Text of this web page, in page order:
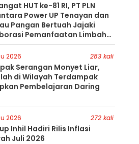
HUT ke-81 RI, PT PLN
Power UP Tenayan dan
Pangan Bertuah Jajaki
Pemanfaatan Limbah
untuk Dukung Swasembada
2026 283 kali
Serangan Monyet Liar,
di Wilayah Terdampak
Pembelajaran Daring
2026 272 kali
Inhil Hadiri Rilis Inflasi
Juli 2026